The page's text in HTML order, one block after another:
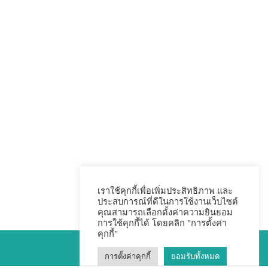
เราใช้คุกกี้เพื่อเพิ่มประสิทธิภาพ และ
ประสบการณ์ที่ดีในการใช้งานเว็บไซต์
คุณสามารถเลือกตั้งค่าความยินยอม
การใช้คุกกี้ได้ โดยคลิก "การตั้งค่า
คุกกี้"
การตั้งค่าคุกกี้ ยอมรับทั้งหมด